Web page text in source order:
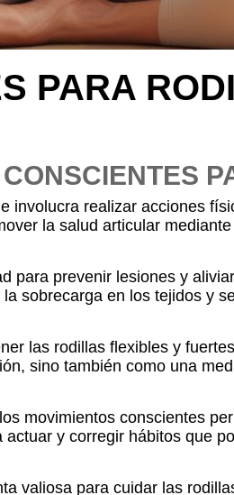
PARA
realizar acciones
la salud articular
para prevenir lesiones y
sobrecarga en los tejidos y
las rodillas flexibles y
sino también como una
movimientos conscientes
y corregir hábitos que
valiosa para cuidar las